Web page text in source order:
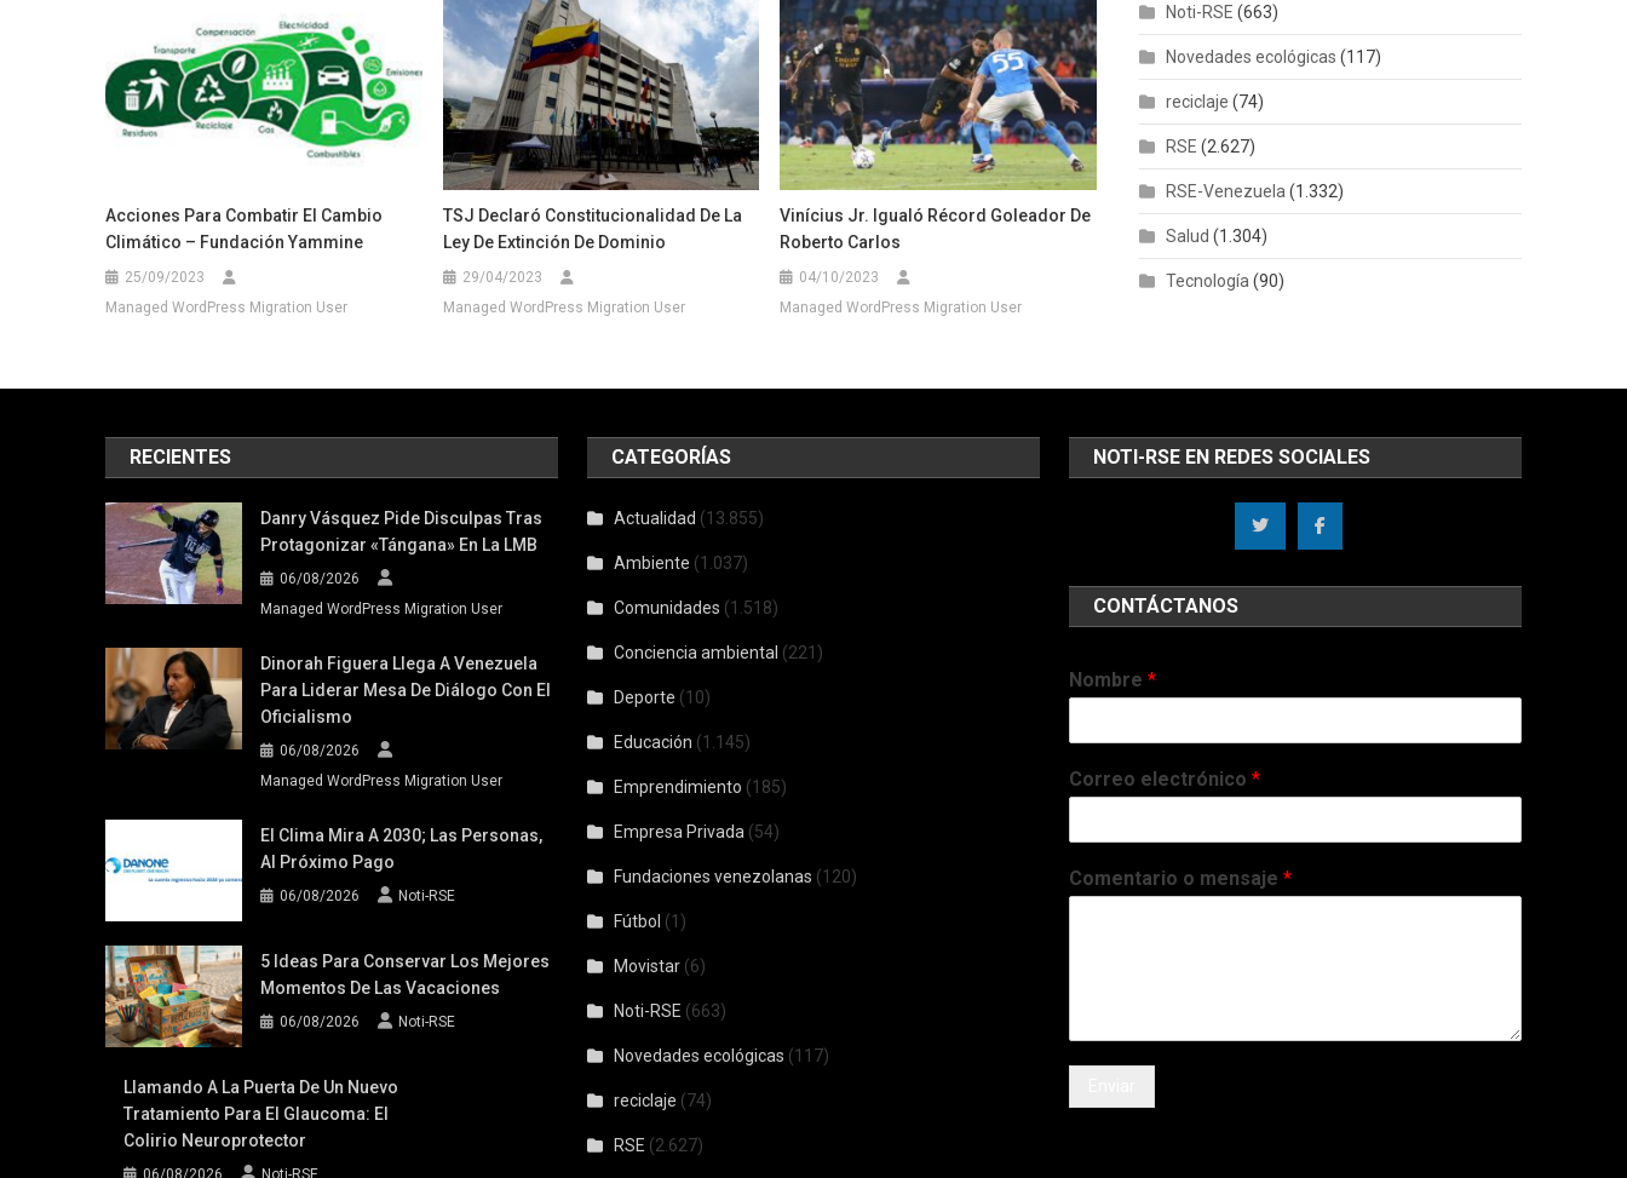
Acciones Para Combatir El Cambio
Climático – Fundación Yammine
25/09/2023
Managed WordPress Migration User
TSJ Declaró Constitucionalidad De La
Ley De Extinción De Dominio
29/04/2023
Managed WordPress Migration User
Vinícius Jr. Igualó Récord Goleador De
Roberto Carlos
04/10/2023
Managed WordPress Migration User
Noti-RSE (663)
Novedades ecológicas (117)
reciclaje (74)
RSE (2.627)
RSE-Venezuela (1.332)
Salud (1.304)
Tecnología (90)
RECIENTES
Danry Vásquez Pide Disculpas Tras
Protagonizar «tángana» En La LMB
06/08/2026
Managed WordPress Migration User
Dinorah Figuera Llega A Venezuela
Para Liderar Mesa De Diálogo Con El
Oficialismo
06/08/2026
Managed WordPress Migration User
El Clima Mira A 2030; Las Personas,
Al Próximo Pago
06/08/2026 Noti-RSE
5 Ideas Para Conservar Los Mejores
Momentos De Las Vacaciones
06/08/2026 Noti-RSE
Llamando A La Puerta De Un Nuevo
Tratamiento Para El Glaucoma: El
Colirio Neuroprotector
06/08/2026 Noti-RSE
CATEGORÍAS
Actualidad (13.855)
Ambiente (1.037)
Comunidades (1.518)
Conciencia ambiental (221)
Deporte (10)
Educación (1.145)
Emprendimiento (185)
Empresa Privada (54)
Fundaciones venezolanas (120)
Fútbol (1)
Movistar (6)
Noti-RSE (663)
Novedades ecológicas (117)
reciclaje (74)
RSE (2.627)
NOTI-RSE EN REDES SOCIALES
CONTÁCTANOS
Nombre *
Correo electrónico *
Comentario o mensaje *